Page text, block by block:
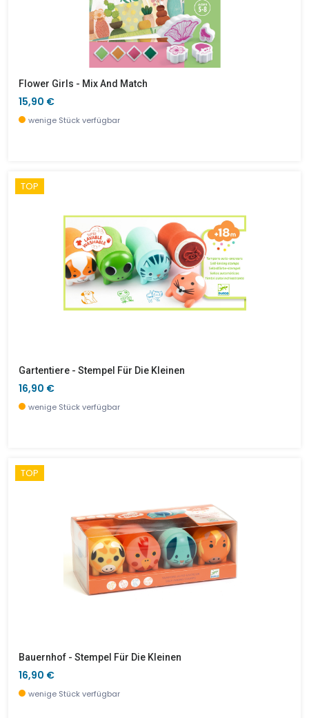
Flower Girls - Mix And Match
15,90 €
wenige Stück verfügbar
TOP
Gartentiere - Stempel Für Die Kleinen
16,90 €
wenige Stück verfügbar
TOP
Bauernhof - Stempel Für Die Kleinen
16,90 €
wenige Stück verfügbar